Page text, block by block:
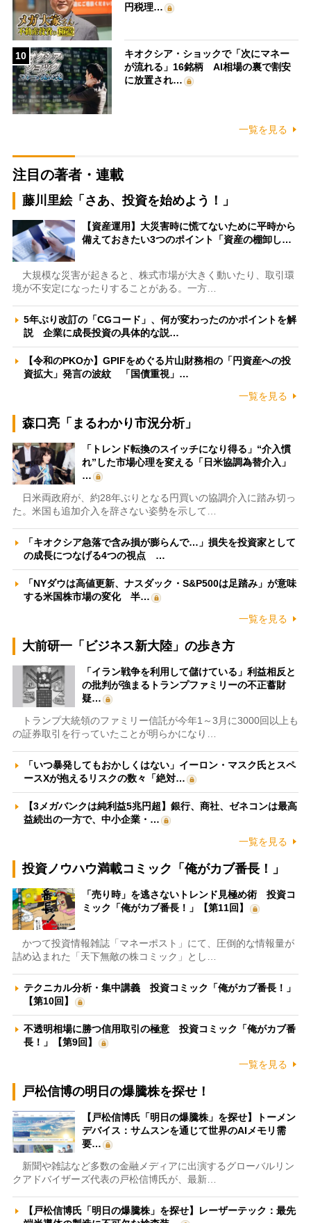
円税理…
10
キオクシア・ショックで「次にマネー
が流れる」16銘柄 AI相場の裏で割安
に放置され…
一覧を見る
注目の著者・連載
藤川里絵「さあ、投資を始めよう！」
【資産運用】大災害時に慌てないために平時から
備えておきたい3つのポイント「資産の棚卸し…
大規模な災害が起きると、株式市場が大きく動いたり、取引環
境が不安定になったりすることがある。一方…
5年ぶり改訂の「CGコード」、何が変わったのかポイントを解
説 企業に成長投資の具体的な説…
【令和のPKOか】GPIFをめぐる片山財務相の「円資産への投
資拡大」発言の波紋 「国債重視」…
一覧を見る
森口亮「まるわかり市況分析」
「トレンド転換のスイッチになり得る」“介入慣
れ”した市場心理を変える「日米協調為替介入」
…
日米両政府が、約28年ぶりとなる円買いの協調介入に踏み切っ
た。米国も追加介入を辞さない姿勢を示して…
「キオクシア急落で含み損が膨らんで…」損失を投資家として
の成長につなげる4つの視点 …
「NYダウは高値更新、ナスダック・S&P500は足踏み」が意味
する米国株市場の変化 半…
一覧を見る
大前研一「ビジネス新大陸」の歩き方
「イラン戦争を利用して儲けている」利益相反と
の批判が強まるトランプファミリーの不正蓄財
疑…
トランプ大統領のファミリー信託が今年1～3月に3000回以上も
の証券取引を行っていたことが明らかになり…
「いつ暴発してもおかしくはない」イーロン・マスク氏とスペ
ースXが抱えるリスクの数々「絶対…
【3メガバンクは純利益5兆円超】銀行、商社、ゼネコンは最高
益続出の一方で、中小企業・…
一覧を見る
投資ノウハウ満載コミック「俺がカブ番長！」
「売り時」を逃さないトレンド見極め術 投資コ
ミック「俺がカブ番長！」【第11回】
かつて投資情報雑誌「マネーポスト」にて、圧倒的な情報量が
詰め込まれた「天下無敵の株コミック」とし…
テクニカル分析・集中講義 投資コミック「俺がカブ番長！」
【第10回】
不透明相場に勝つ信用取引の極意 投資コミック「俺がカブ番
長！」【第9回】
一覧を見る
戸松信博の明日の爆騰株を探せ！
【戸松信博氏「明日の爆騰株」を探せ】トーメン
デバイス：サムスンを通じて世界のAIメモリ需
要…
新聞や雑誌など多数の金融メディアに出演するグローバルリン
クアドバイザーズ代表の戸松信博氏が、最新…
【戸松信博氏「明日の爆騰株」を探せ】レーザーテック：最先